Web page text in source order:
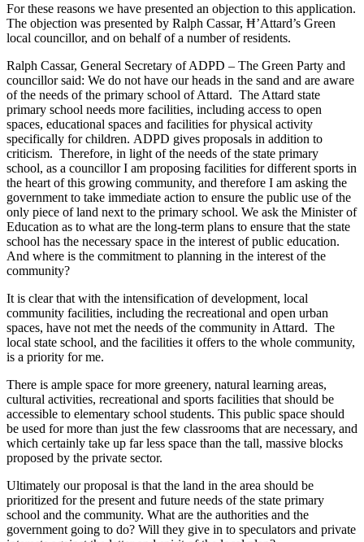
For these reasons we have presented an objection to this application.
The objection was presented by Ralph Cassar, Ħ’Attard’s Green
local councillor, and on behalf of a number of residents.
Ralph Cassar, General Secretary of ADPD – The Green Party and
councillor said: We do not have our heads in the sand and are aware
of the needs of the primary school of Attard. The Attard state
primary school needs more facilities, including access to open
spaces, educational spaces and facilities for physical activity
specifically for children. ADPD gives proposals in addition to
criticism. Therefore, in light of the needs of the state primary
school, as a councillor I am proposing facilities for different sports in
the heart of this growing community, and therefore I am asking the
government to take immediate action to ensure the public use of the
only piece of land next to the primary school. We ask the Minister of
Education as to what are the long-term plans to ensure that the state
school has the necessary space in the interest of public education.
And where is the commitment to planning in the interest of the
community?
It is clear that with the intensification of development, local
community facilities, including the recreational and open urban
spaces, have not met the needs of the community in Attard. The
local state school, and the facilities it offers to the whole community,
is a priority for me.
There is ample space for more greenery, natural learning areas,
cultural activities, recreational and sports facilities that should be
accessible to elementary school students. This public space should
be used for more than just the few classrooms that are necessary, and
which certainly take up far less space than the tall, massive blocks
proposed by the private sector.
Ultimately our proposal is that the land in the area should be
prioritized for the present and future needs of the state primary
school and the community. What are the authorities and the
government going to do? Will they give in to speculators and private